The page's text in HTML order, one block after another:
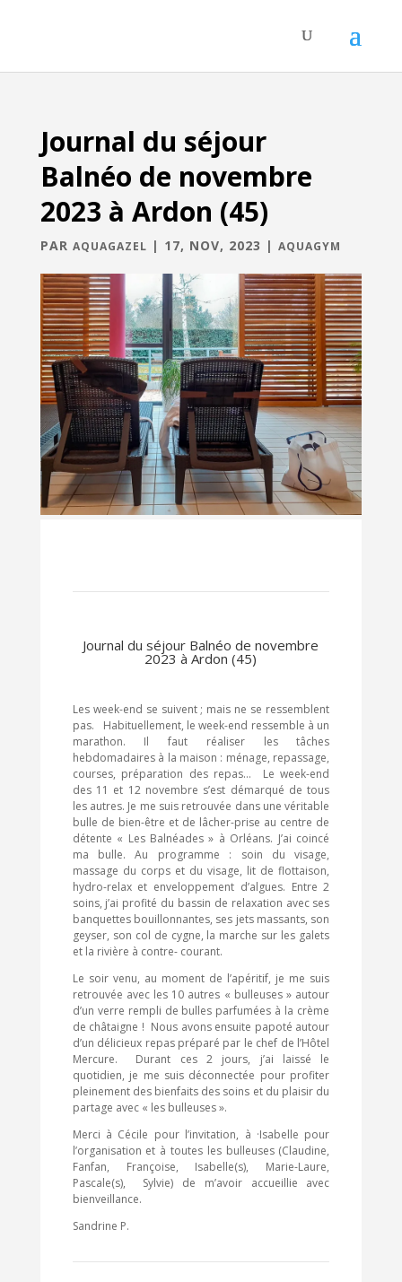
Journal du séjour
Balnéo de novembre
2023 à Ardon (45)
PAR AQUAGAZEL | 17, NOV, 2023 | AQUAGYM
Journal du séjour Balnéo de novembre
2023 à Ardon (45)
Les week-end se suivent ; mais ne se ressemblent
pas. Habituellement, le week-end ressemble à un
marathon. Il faut réaliser les tâches
hebdomadaires à la maison : ménage, repassage,
courses, préparation des repas… Le week-end
des 11 et 12 novembre s’est démarqué de tous
les autres. Je me suis retrouvée dans une véritable
bulle de bien-être et de lâcher-prise au centre de
détente « Les Balnéades » à Orléans. J’ai coincé
ma bulle. Au programme : soin du visage,
massage du corps et du visage, lit de flottaison,
hydro-relax et enveloppement d’algues. Entre 2
soins, j’ai profité du bassin de relaxation avec ses
banquettes bouillonnantes, ses jets massants, son
geyser, son col de cygne, la marche sur les galets
et la rivière à contre- courant.
Le soir venu, au moment de l’apéritif, je me suis
retrouvée avec les 10 autres « bulleuses » autour
d’un verre rempli de bulles parfumées à la crème
de châtaigne ! Nous avons ensuite papoté autour
d’un délicieux repas préparé par le chef de l’Hôtel
Mercure. Durant ces 2 jours, j’ai laissé le
quotidien, je me suis déconnectée pour profiter
pleinement des bienfaits des soins et du plaisir du
partage avec « les bulleuses ».
Merci à Cécile pour l’invitation, à ·Isabelle pour
l’organisation et à toutes les bulleuses (Claudine,
Fanfan, Françoise, Isabelle(s), Marie-Laure,
Pascale(s), Sylvie) de m’avoir accueillie avec
bienveillance.
Sandrine P.